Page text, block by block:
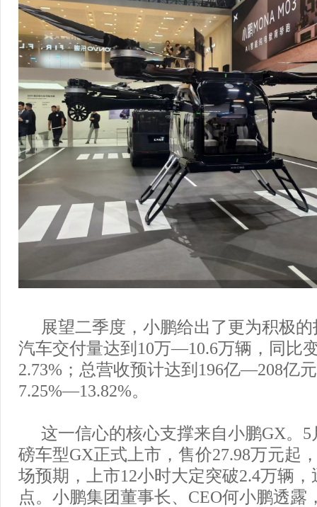
展望二季度，小鹏给出了更为积极
汽车交付量达到10万—10.6万辆，同比
2.73%；总营收预计达到196亿—208亿
7.25%—13.82%。
这一信心的核心支撑来自小鹏GX。5
磅车型GX正式上市，售价27.98万元起
场预期，上市12小时大定突破2.4万辆
点。小鹏集团董事长、CEO何小鹏透露